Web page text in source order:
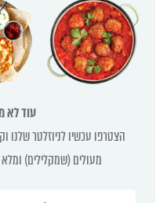
עוד לא
הצטרפו עכשיו לניוזלטר שלנו
מעולים (שמקלילים)